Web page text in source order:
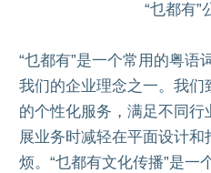
“乜都有”
“乜都有”是一个常用的粤语
我们的企业理念之一。我们
的个性化服务，满足不同
展业务时减轻在平面设计和
烦。 “乜都有文化传播”是一